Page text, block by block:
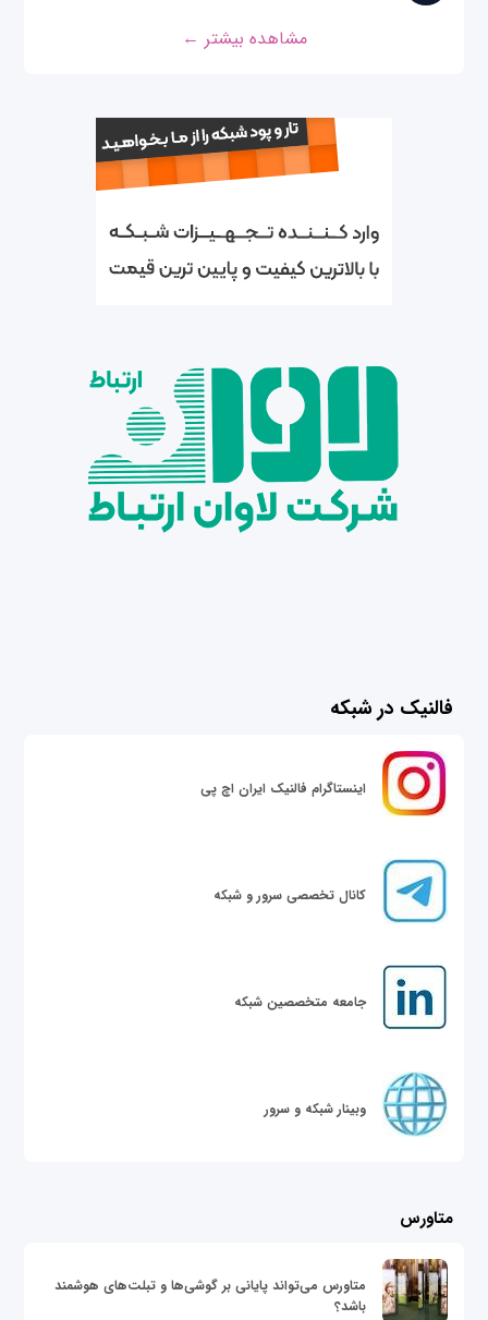
مشاهده بیشتر ←
فالنیک در شبکه
اینستاگرام فالنیک ایران اچ پی
کانال تخصصی سرور و شبکه
جامعه متخصصین شبکه
وبینار شبکه و سرور
متاورس
متاورس می‌تواند پایانی بر گوشی‌ها و تبلت‌های هوشمند
باشد؟